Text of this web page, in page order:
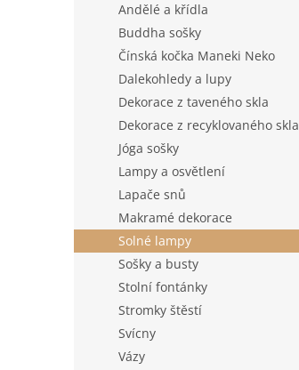
Andělé a křídla
Buddha sošky
Čínská kočka Maneki Neko
Dalekohledy a lupy
Dekorace z taveného skla
Dekorace z recyklovaného skla
Jóga sošky
Lampy a osvětlení
Lapače snů
Makramé dekorace
Solné lampy
Sošky a busty
Stolní fontánky
Stromky štěstí
Svícny
Vázy